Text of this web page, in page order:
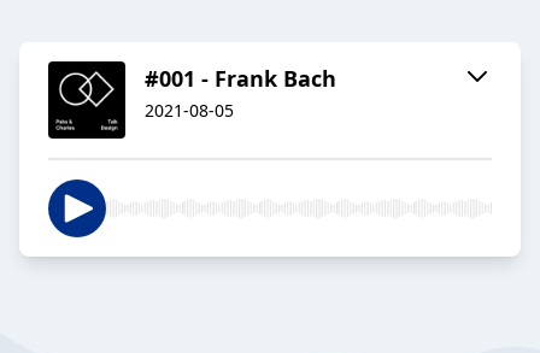
#001 - Frank Bach
2021-08-05